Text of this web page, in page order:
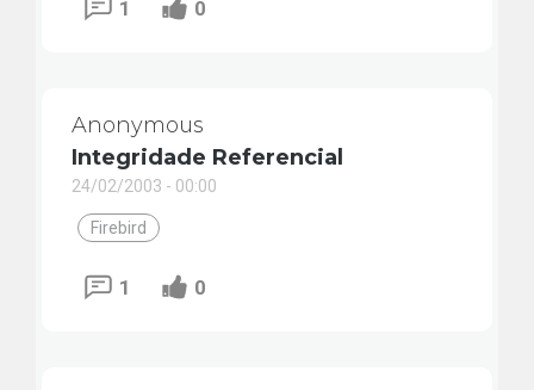
1 0
Anonymous
Integridade Referencial
24/02/2003 - 00:00
Firebird
1 0